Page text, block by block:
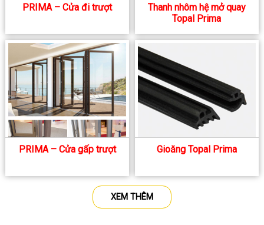
PRIMA – Cửa đi trượt
Thanh nhôm hệ mở quay
Topal Prima
PRIMA – Cửa gấp trượt Gioăng Topal Prima
XEM THÊM